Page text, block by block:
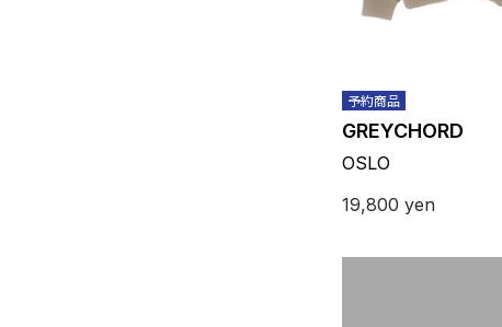
予約商品
GREYCHORD
OSLO
19,800 yen